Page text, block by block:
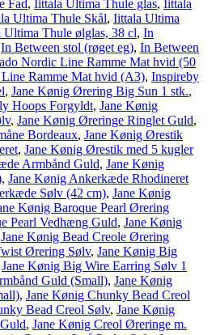
Fad, Iittala Ultima Thule glas, Iittala
Ultima Thule Skål, Iittala Ultima
Ultima Thule ølglas, 38 cl, In
In Between stol (røget eg), In Between
Nordic Line Ramme Mat hvid (50
Ramme Mat hvid (A3), Inspireby
, Jane Kønig Ørering Big Sun 1 stk.,
Hoops Forgyldt, Jane Kønig
, Jane Kønig Øreringe Ringlet Guld,
Bordeaux, Jane Kønig Ørestik
, Jane Kønig Ørestik med 5 kugler
Armbånd Guld, Jane Kønig
, Jane Kønig Ankerkæde Rhodineret
Sølv (42 cm), Jane Kønig
Kønig Baroque Pearl Ørering
Pearl Vedhæng Guld, Jane Kønig
Jane Kønig Bead Creole Ørering
Ørering Sølv, Jane Kønig Big
Jane Kønig Big Wire Earring Sølv 1
Guld (Small), Jane Kønig
, Jane Kønig Chunky Bead Creol
Bead Creol Sølv, Jane Kønig
, Jane Kønig Creol Øreringe m.